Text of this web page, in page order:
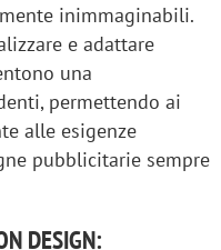
inimmaginabili.
e adattare
una
permettendo ai
alle esigenze
pubblicitarie sempre
DESIGN: